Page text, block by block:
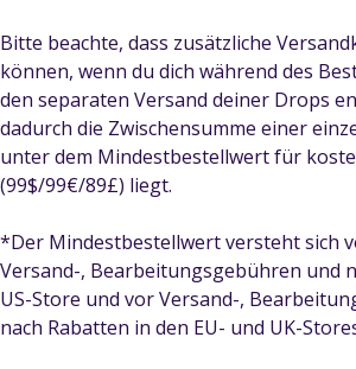
Bitte beachte, dass zusätzliche
können, wenn du dich während des
den separaten Versand deiner Drops
dadurch die Zwischensumme einer
unter dem Mindestbestellwert für
(99$/99€/89£) liegt.
*Der Mindestbestellwert versteht sich
Versand-, Bearbeitungsgebühren und
US-Store und vor Versand-,
nach Rabatten in den EU- und UK-